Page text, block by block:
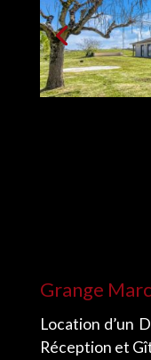
Grange
Location d’un
Réception et